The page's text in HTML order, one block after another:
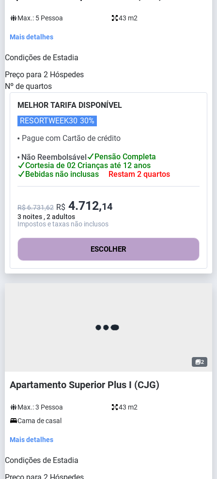
Max.: 5 Pessoa 43 m2
Mais detalhes
Condições de Estadia
Preço para 2 Hóspedes
Nº de quartos
MELHOR TARIFA DISPONÍVEL
⬤ Pague com Cartão de crédito
RESORTWEEK30 30%
⬤ Não Reembolsável
Pensão Completa
Cortesia de 02 Crianças até 12 anos
Bebidas não inclusas
Restam 2 quartos
3 noites , 2 adultos
R$ 6.731,62 R$ 4.712,14
Impostos e taxas não inclusos
ESCOLHER
2
Apartamento Superior Plus I (CJG)
Max.:3 Pessoa
43 m2
Cama de casal
Mais detalhes
Condições de Estadia